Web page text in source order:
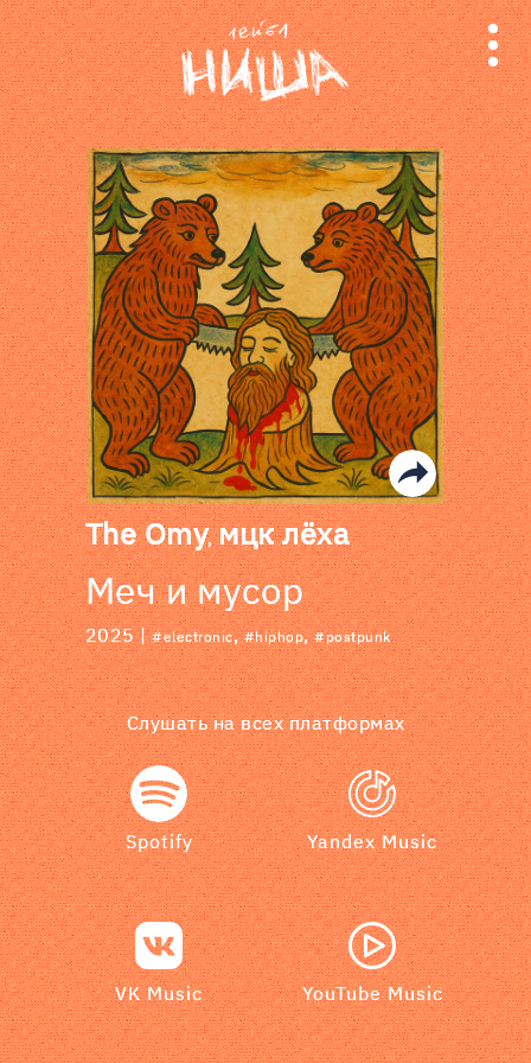
релизы
лейбл
поиск
The Omy, мцк лёха
Меч и мусор
2025 |#electronic,#hiphop,#postpunk
Слушать на всех платформах
Spotify Yandex Music
VK Music YouTube Music